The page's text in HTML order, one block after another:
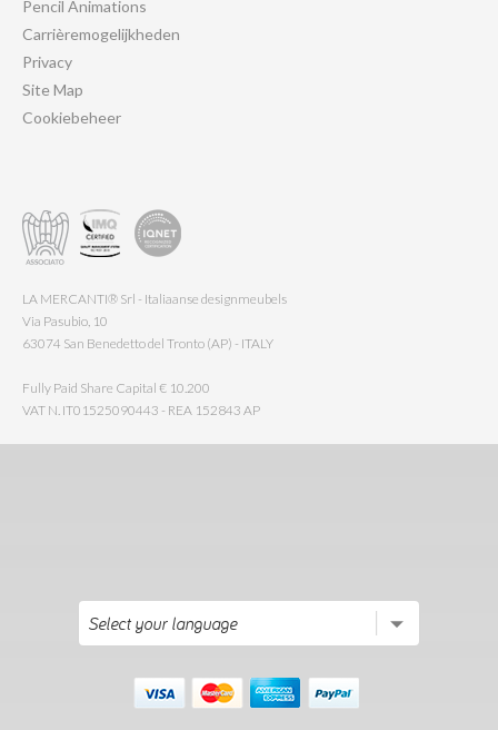
Pencil Animations
Carrièremogelijkheden
Privacy
Site Map
Cookiebeheer
LA MERCANTI® Srl - Italiaanse designmeubels
Via Pasubio, 10
63074 San Benedetto del Tronto (AP) - ITALY
Fully Paid Share Capital € 10.200
VAT N. IT01525090443 - REA 152843 AP